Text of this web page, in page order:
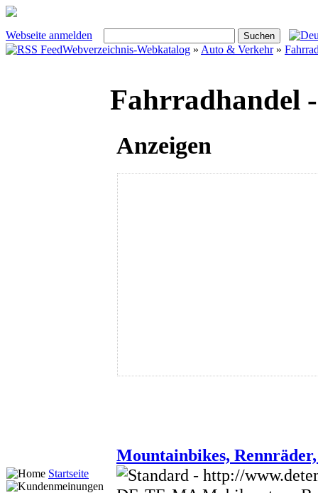
Webseite anmelden
Webverzeichnis-Webkatalog » Auto & Verkehr»
Startseite
Fahrradhandel
Anzeigen
Mountainbikes,